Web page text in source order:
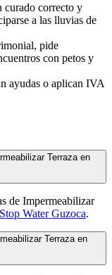
curado correcto y
a las lluvias de
pide
con petos y
ayudas o aplican IVA
Terraza en
de Impermeabilizar
Stop Water Guzoca.
Terraza en